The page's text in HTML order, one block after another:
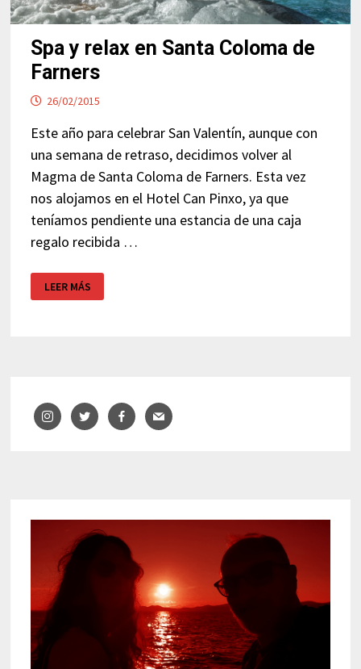
Spa y relax en Santa Coloma de
Farners
26/02/2015
Este año para celebrar San Valentín, aunque con
una semana de retraso, decidimos volver al
Magma de Santa Coloma de Farners. Esta vez
nos alojamos en el Hotel Can Pinxo, ya que
teníamos pendiente una estancia de una caja
regalo recibida …
Y
RELAX
LEER MÁS